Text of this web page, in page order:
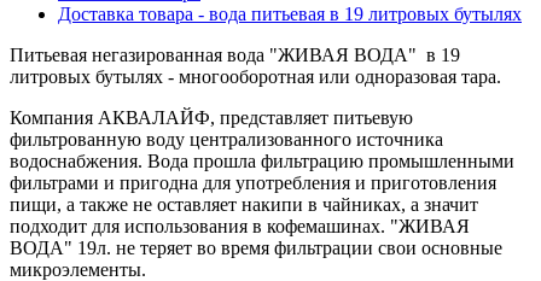
Доставка товара - вода питьевая в 19 литровых бутылях
Питьевая негазированная вода "ЖИВАЯ ВОДА" в 19
литровых бутылях - многооборотная или одноразовая тара.
Компания АКВАЛАЙФ, представляет питьевую
фильтрованную воду централизованного источника
водоснабжения. Вода прошла фильтрацию промышленными
фильтрами и пригодна для употребления и приготовления
пищи, а также не оставляет накипи в чайниках, а значит
подходит для использования в кофемашинах. "ЖИВАЯ
ВОДА" 19л. не теряет во время фильтрации свои основные
микроэлементы.